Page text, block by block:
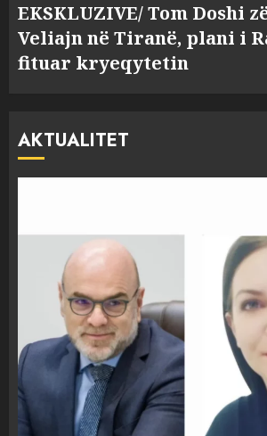
EKSKLUZIVE/ Tom Doshi
Veliajn në Tiranë, plani i
fituar kryeqytetin
AKTUALITET